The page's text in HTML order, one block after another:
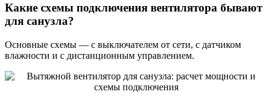
Какие схемы подключения вентилятора бывают
для санузла?
Основные схемы — с выключателем от сети, с датчиком
влажности и с дистанционным управлением.